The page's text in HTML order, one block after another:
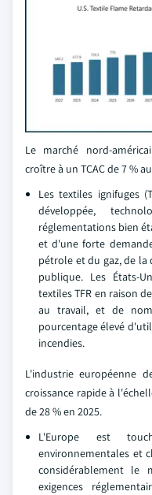
Le marché nord-
croître à un TCAC de 7 %
Les textiles ignifuges
développée,
réglementations bien
et d'une forte
pétrole et du gaz, de la
publique. Les États-
textiles TFR en raison
au travail, et de
pourcentage élevé
incendies.
L'industrie européenne
croissance rapide à
de 28 % en 2025.
L'Europe est
environnementales et
considérablement le
exigences